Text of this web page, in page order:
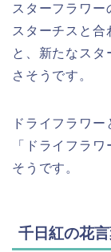
スターフラワー
スターチスと合
と、新たなスタ
さそうです。
ドライフラワ
「ドライフラ
そうです。
千日紅の花言